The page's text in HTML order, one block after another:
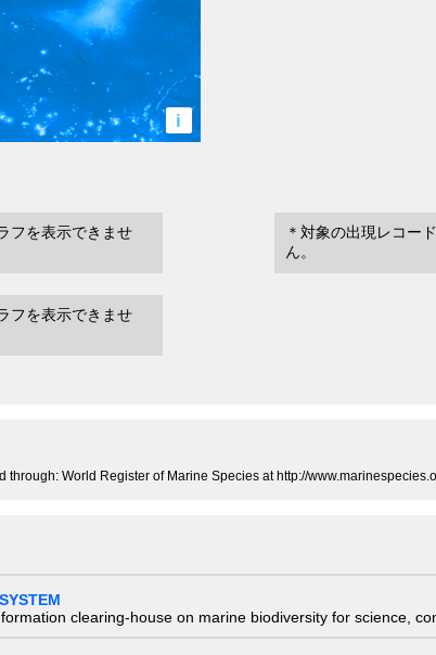
i
フを表示できませ
＊対象の出現レコー
ん。
フを表示できませ
through: World Register of Marine Species at http://
clearing-house on marine biodiversity for science,